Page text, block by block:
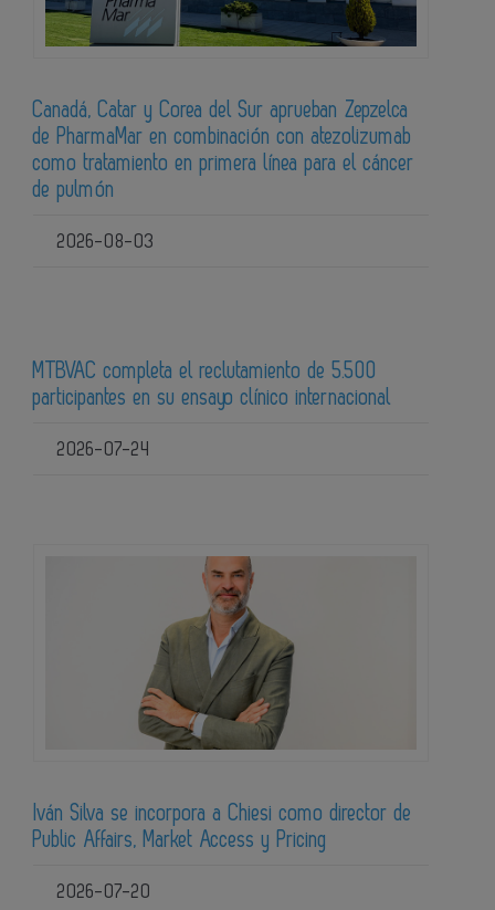
Canadá, Catar y Corea del Sur aprueban Zepzelca
de PharmaMar en combinación con atezolizumab
como tratamiento en primera línea para el cáncer
de pulmón
2026-08-03
MTBVAC completa el reclutamiento de 5.500
participantes en su ensayo clínico internacional
2026-07-24
Iván Silva se incorpora a Chiesi como director de
Public Affairs, Market Access y Pricing
2026-07-20